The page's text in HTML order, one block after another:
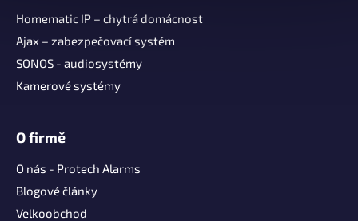
Homematic IP – chytrá domácnost
Ajax – zabezpečovací systém
SONOS - audiosystémy
Kamerové systémy
O firmě
O nás - Protech Alarms
Blogové články
Velkoobchod